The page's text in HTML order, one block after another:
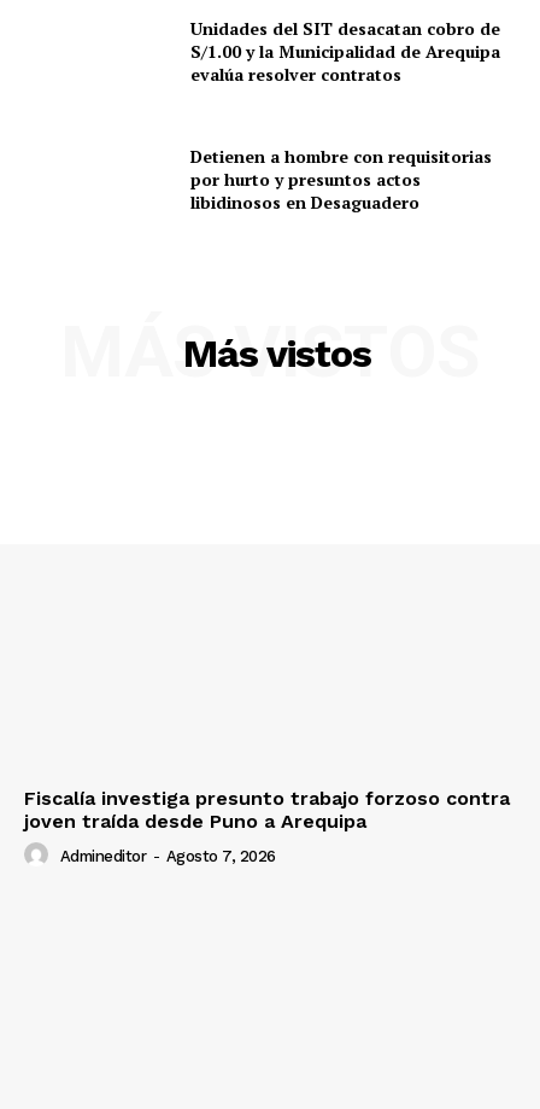
SUSCRIBETE
Unidades del SIT desacatan cobro de
S/1.00 y la Municipalidad de Arequipa
evalúa resolver contratos
Detienen a hombre con requisitorias
por hurto y presuntos actos
libidinosos en Desaguadero
Más vistos
MÁS VISTOS
Fiscalía investiga presunto trabajo forzoso contra
joven traída desde Puno a Arequipa
Admineditor - Agosto 7, 2026